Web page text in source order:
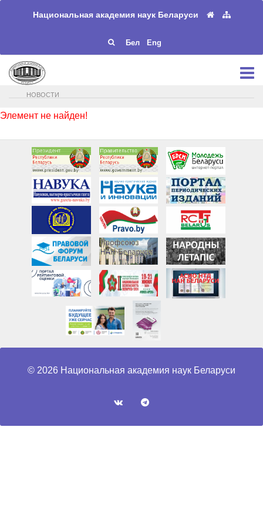
Национальная академия наук Беларуси
Бел Eng
НОВОСТИ
Элемент не найден!
© 2026 Национальная академия наук Беларуси